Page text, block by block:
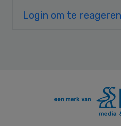
Login om te reageren